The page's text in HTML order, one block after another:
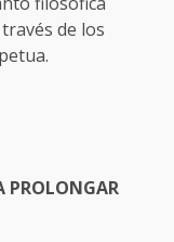
de los
PROLONGAR